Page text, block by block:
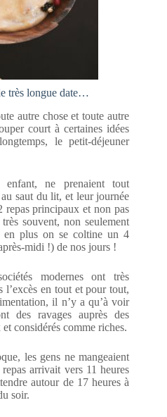
très longue date…
chose et toute autre
court à certaines idées
le petit-déjeuner
ne prenaient tout
saut du lit, et leur journée
repas principaux et non pas
souvent, non seulement
en plus on se coltine un 4
midi !) de nos jours !
modernes ont très
l’excès en tout et pour tout,
il n’y a qu’à voir
des ravages auprès des
considérés comme riches.
les gens ne mangeaient
arrivait vers 11 heures
autour de 17 heures à
soir.